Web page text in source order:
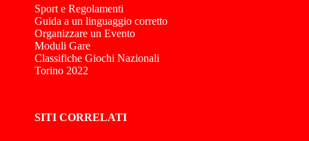
Sport e Regolamenti
Guida a un linguaggio corretto
Organizzare un Evento
Moduli Gare
Classifiche Giochi Nazionali
Torino 2022
SITI CORRELATI